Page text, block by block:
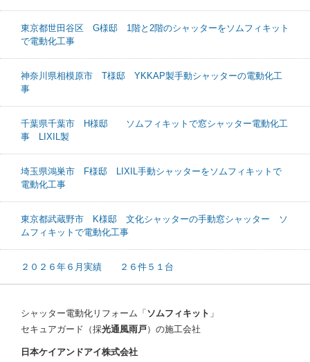
東京都世田谷区 G様邸 1階と2階のシャッターをソムフィキット
で電動化工事
神奈川県相模原市 T様邸 YKKAP製手動シャッターの電動化工
事
千葉県千葉市 H様邸 ソムフィキットで窓シャッター電動化工
事 LIXIL製
埼玉県鴻巣市 F様邸 LIXIL手動シャッターをソムフィキットで
電動化工事
東京都武蔵野市 K様邸 文化シャッターの手動窓シャッター ソ
ムフィキットで電動化工事
２０２６年６月実績 ２６件５１台
シャッター電動化リフォーム「 ソムフィキット 」
セキュアガード（採光通風雨戸）の施工会社
日本ケイアンドアイ株式会社